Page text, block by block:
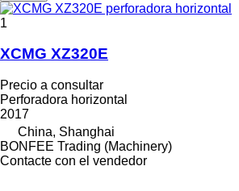
1
XCMG XZ320E
Precio a consultar
Perforadora horizontal
2017
China, Shanghai
BONFEE Trading (Machinery)
Contacte con el vendedor